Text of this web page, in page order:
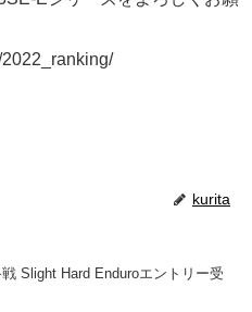
kurita
Slight Hard Enduroエントリー受